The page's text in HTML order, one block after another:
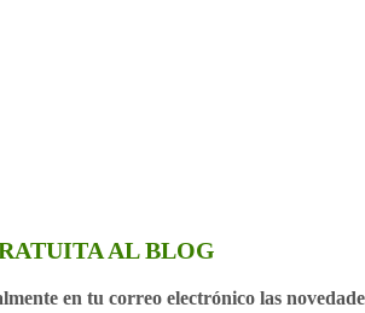
AL BLOG
en tu correo electrónico las